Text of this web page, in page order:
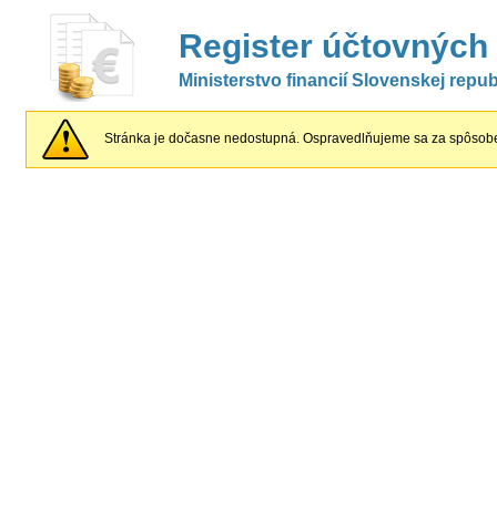
Register účtovných
Ministerstvo financií Slovenskej
Stránka je dočasne nedostupná. Ospravedlňujeme sa za